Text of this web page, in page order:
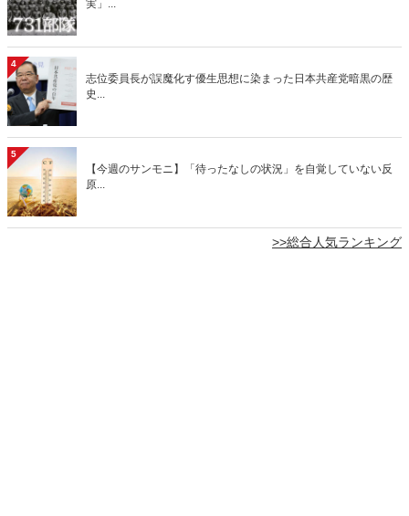
実」...
4
志位委員長が誤魔化す優生思想に染まった日本共産党暗黒の歴
史...
5
【今週のサンモニ】「待ったなしの状況」を自覚していない反
原...
>>総合人気ランキング